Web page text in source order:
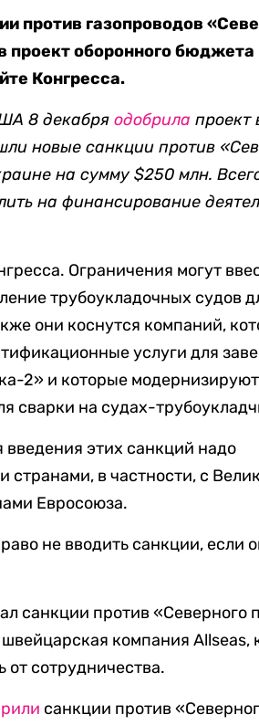
против газопроводов
проект оборонного бюджета
Конгресса.
8 декабряодобрила проект
новые санкции против
на сумму $250 млн.
на финансирование
Ограничения могут
трубоукладочных судов
они коснутся компаний,
услуги для
2» и которые
сварки на судах-
введения этих санкций надо
странами, в частности, с
Евросоюза.
не вводить санкции, если
санкции против «Северного
компания Allseas,
от сотрудничества.
санкции против